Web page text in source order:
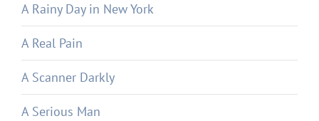
A Rainy Day in New York
A Real Pain
A Scanner Darkly
A Serious Man